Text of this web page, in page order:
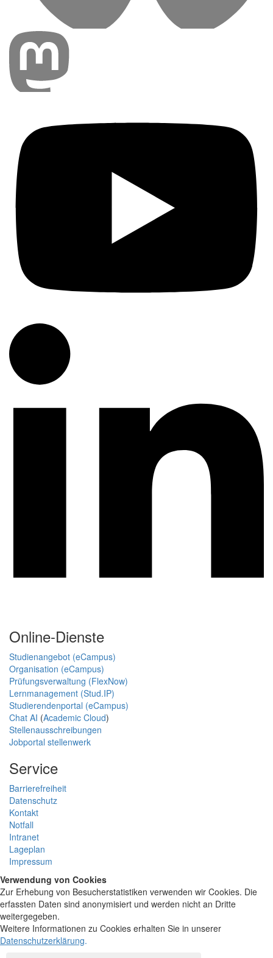
Online-Dienste
Studienangebot (eCampus)
Organisation (eCampus)
Prüfungsverwaltung (FlexNow)
Lernmanagement (Stud.IP)
Studierendenportal (eCampus)
Chat AI (Academic Cloud)
Stellenausschreibungen
Jobportal stellenwerk
Service
Barrierefreiheit
Datenschutz
Kontakt
Notfall
Intranet
Lageplan
Impressum
Verwendung von Cookies
Zur Erhebung von Besucherstatistiken verwenden wir Cookies. Die
erfassten Daten sind anonymisiert und werden nicht an Dritte
weitergegeben.
Weitere Informationen zu Cookies erhalten Sie in unserer
Datenschutzerklärung.